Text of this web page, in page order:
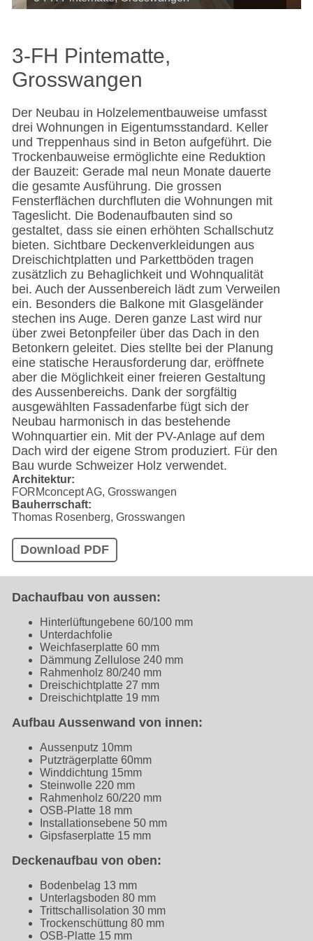
3-FH Pintematte,
Grosswangen
Der Neubau in Holzelementbauweise umfasst
drei Wohnungen in Eigentumsstandard. Keller
und Treppenhaus sind in Beton aufgeführt. Die
Trockenbauweise ermöglichte eine Reduktion
der Bauzeit: Gerade mal neun Monate dauerte
die gesamte Ausführung. Die grossen
Fensterflächen durchfluten die Wohnungen mit
Tageslicht. Die Bodenaufbauten sind so
gestaltet, dass sie einen erhöhten Schallschutz
bieten. Sichtbare Deckenverkleidungen aus
Dreischichtplatten und Parkettböden tragen
zusätzlich zu Behaglichkeit und Wohnqualität
bei. Auch der Aussenbereich lädt zum Verweilen
ein. Besonders die Balkone mit Glasgeländer
stechen ins Auge. Deren ganze Last wird nur
über zwei Betonpfeiler über das Dach in den
Betonkern geleitet. Dies stellte bei der Planung
eine statische Herausforderung dar, eröffnete
aber die Möglichkeit einer freieren Gestaltung
des Aussenbereichs. Dank der sorgfältig
ausgewählten Fassadenfarbe fügt sich der
Neubau harmonisch in das bestehende
Wohnquartier ein. Mit der PV-Anlage auf dem
Dach wird der eigene Strom produziert. Für den
Bau wurde Schweizer Holz verwendet.
Architektur
FORMconcept AG, Grosswangen
Bauherrschaft
Thomas Rosenberg, Grosswangen
Download PDF
Dachaufbau von aussen:
Hinterlüftungebene 60/100 mm
Unterdachfolie
Weichfaserplatte 60 mm
Dämmung Zellulose 240 mm
Rahmenholz 80/240 mm
Dreischichtplatte 27 mm
Dreischichtplatte 19 mm
Aufbau Aussenwand von innen:
Aussenputz 10mm
Putzträgerplatte 60mm
Winddichtung 15mm
Steinwolle 220 mm
Rahmenholz 60/220 mm
OSB-Platte 18 mm
Installationsebene 50 mm
Gipsfaserplatte 15 mm
Deckenaufbau von oben:
Bodenbelag 13 mm
Unterlagsboden 80 mm
Trittschallisolation 30 mm
Trockenschüttung 80 mm
OSB-Platte 15 mm